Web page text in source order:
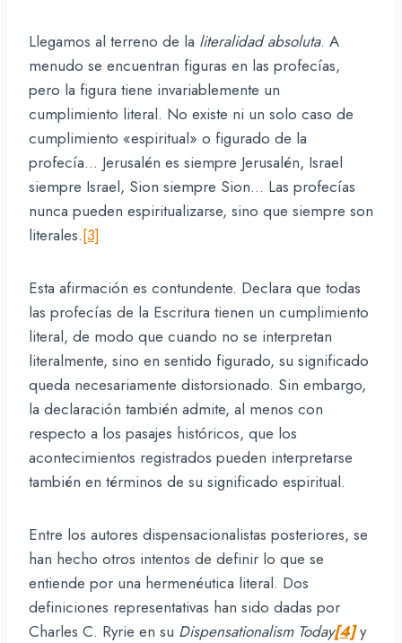
Llegamos al terreno de la literalidad absoluta. A
menudo se encuentran figuras en las profecías,
pero la figura tiene invariablemente un
cumplimiento literal. No existe ni un solo caso de
cumplimiento «espiritual» o figurado de la
profecía… Jerusalén es siempre Jerusalén, Israel
siempre Israel, Sion siempre Sion… Las profecías
nunca pueden espiritualizarse, sino que siempre son
literales.[3]
Esta afirmación es contundente. Declara que todas
las profecías de la Escritura tienen un cumplimiento
literal, de modo que cuando no se interpretan
literalmente, sino en sentido figurado, su significado
queda necesariamente distorsionado. Sin embargo,
la declaración también admite, al menos con
respecto a los pasajes históricos, que los
acontecimientos registrados pueden interpretarse
también en términos de su significado espiritual.
Entre los autores dispensacionalistas posteriores, se
han hecho otros intentos de definir lo que se
entiende por una hermenéutica literal. Dos
definiciones representativas han sido dadas por
Charles C. Ryrie en su Dispensationalism Today[4]y